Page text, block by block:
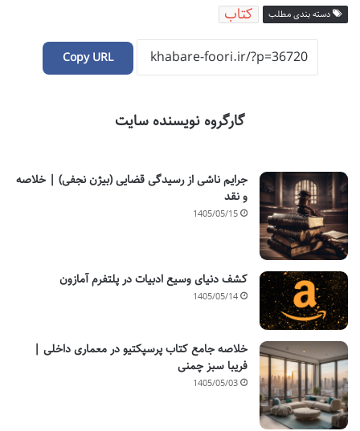
دسته بندی مطلب کتاب
Copy URL
گارگروه نویسنده سایت
جرایم ناشی از رسیدگی قضایی (بیژن نجفی) | خلاصه
و نقد
1405/05/15
کشف دنیای وسیع ادبیات در پلتفرم آمازون
1405/05/14
خلاصه جامع کتاب پرسپکتیو در معماری داخلی |
فریبا سبز چمنی
1405/05/03